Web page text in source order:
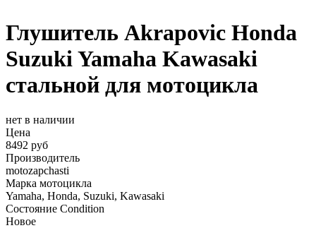
Глушитель Akrapovic Honda
Suzuki Yamaha Kawasaki
стальной для мотоцикла
нет в наличии
Цена
8492 руб
Производитель
motozapchasti
Марка мотоцикла
Yamaha, Honda, Suzuki, Kawasaki
Состояние Condition
Новое